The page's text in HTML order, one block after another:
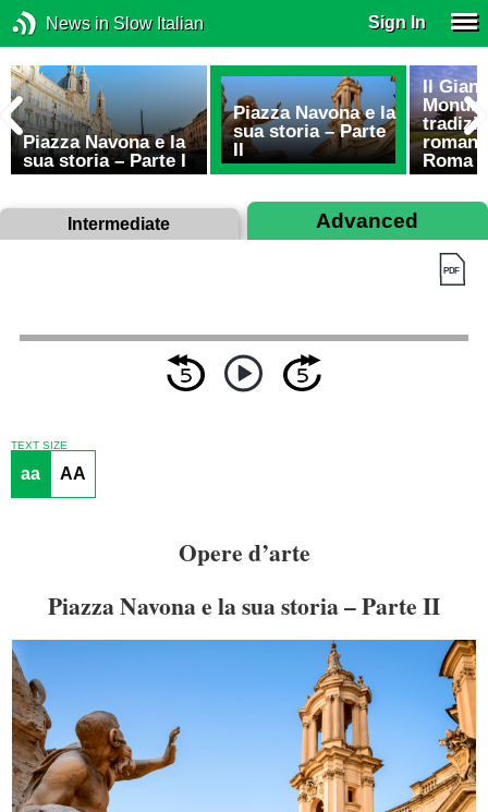
News in Slow Italian Sign In
Piazza Navona e la
sua storia – Parte I
Piazza Navona e la
sua storia – Parte
II
Il
Roma
Intermediate Advanced
TEXT SIZE
aa AA
Opere d’arte
Piazza Navona e la sua storia – Parte II